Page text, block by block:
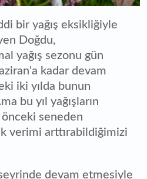
bir yağış eksikliğiyle
Doğdu,
yağış sezonu gün
kadar devam
iki yılda bunun
bu yıl yağışların
seneden
verimi arttırabildiğimizi
devam etmesiyle